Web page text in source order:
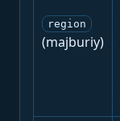
region
(majburiy)